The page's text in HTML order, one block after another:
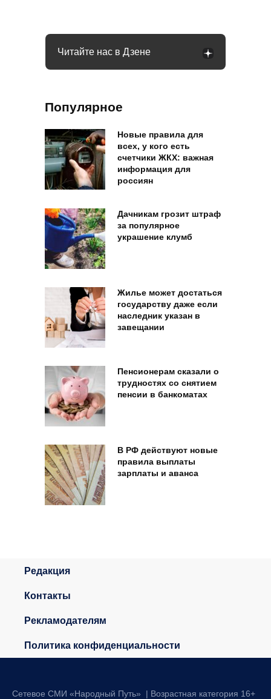
Читайте нас в Дзене
Популярное
Новые правила для
всех, у кого есть
счетчики ЖКХ: важная
информация для
россиян
Дачникам грозит штраф
за популярное
украшение клумб
Жилье может достаться
государству даже если
наследник указан в
завещании
Пенсионерам сказали о
трудностях со снятием
пенсии в банкоматах
В РФ действуют новые
правила выплаты
зарплаты и аванса
Редакция
Контакты
Рекламодателям
Политика конфиденциальности
Сетевое СМИ «Народный Путь» | Возрастная категория 16+